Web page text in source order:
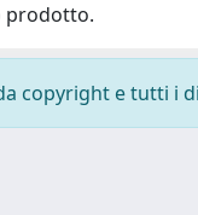
prodotto.
copyright e tutti i